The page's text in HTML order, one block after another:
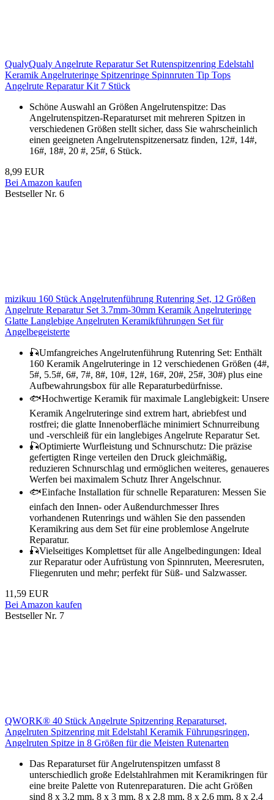
QualyQualy Angelrute Reparatur Set Rutenspitzenring Edelstahl
Keramik Angelruteringe Spitzenringe Spinnruten Tip Tops
Angelrute Reparatur Kit 7 Stück
Schöne Auswahl an Größen Angelrutenspitze: Das
Angelrutenspitzen-Reparaturset mit mehreren Spitzen in
verschiedenen Größen stellt sicher, dass Sie wahrscheinlich
einen geeigneten Angelrutenspitzenersatz finden, 12#, 14#,
16#, 18#, 20 #, 25#, 6 Stück.
8,99 EUR
Bei Amazon kaufen
Bestseller Nr. 6
mizikuu 160 Stück Angelrutenführung Rutenring Set, 12 Größen
Angelrute Reparatur Set 3.7mm-30mm Keramik Angelruteringe
Glatte Langlebige Angelruten Keramikführungen Set für
Angelbegeisterte
🎣Umfangreiches Angelrutenführung Rutenring Set: Enthält
160 Keramik Angelruteringe in 12 verschiedenen Größen (4#,
5#, 5.5#, 6#, 7#, 8#, 10#, 12#, 16#, 20#, 25#, 30#) plus eine
Aufbewahrungsbox für alle Reparaturbedürfnisse.
🐟Hochwertige Keramik für maximale Langlebigkeit: Unsere
Keramik Angelruteringe sind extrem hart, abriebfest und
rostfrei; die glatte Innenoberfläche minimiert Schnurreibung
und -verschleiß für ein langlebiges Angelrute Reparatur Set.
🎣Optimierte Wurfleistung und Schnurschutz: Die präzise
gefertigten Ringe verteilen den Druck gleichmäßig,
reduzieren Schnurschlag und ermöglichen weiteres, genaueres
Werfen bei maximalem Schutz Ihrer Angelschnur.
🐟Einfache Installation für schnelle Reparaturen: Messen Sie
einfach den Innen- oder Außendurchmesser Ihres
vorhandenen Rutenrings und wählen Sie den passenden
Keramikring aus dem Set für eine problemlose Angelrute
Reparatur.
🎣Vielseitiges Komplettset für alle Angelbedingungen: Ideal
zur Reparatur oder Aufrüstung von Spinnruten, Meeresruten,
Fliegenruten und mehr; perfekt für Süß- und Salzwasser.
11,59 EUR
Bei Amazon kaufen
Bestseller Nr. 7
QWORK® 40 Stück Angelrute Spitzenring Reparaturset,
Angelruten Spitzenring mit Edelstahl Keramik Führungsringen,
Angelruten Spitze in 8 Größen für die Meisten Rutenarten
Das Reparaturset für Angelrutenspitzen umfasst 8
unterschiedlich große Edelstahlrahmen mit Keramikringen für
eine breite Palette von Rutenreparaturen. Die acht Größen
sind 8 x 3,2 mm, 8 x 3 mm, 8 x 2,8 mm, 8 x 2,6 mm, 8 x 2,4